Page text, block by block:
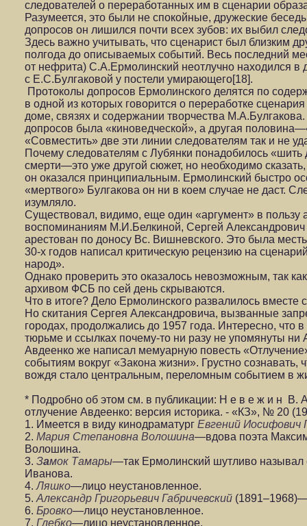
следователей о переработанных им в сценарии
Разумеется, это были не спокойные, дружеские
допросов он лишился почти всех зубов: их выбил
Здесь важно учитывать, что сценарист был близким
полгода до описываемых событий. Весь последний
от нефрита) С.А.Ермолинский неотлучно находился в
с Е.С.Булгаковой у постели умирающего[18].
Протоколы допросов Ермолинского делятся по
в одной из которых говорится о переработке
доме, связях и содержании творчества
допросов была «киноведческой», а другая
«Совместить» две эти линии следователям так и не
Почему следователям с Лубянки понадобилось «шить
смерти—это уже другой сюжет, но необходимо
он оказался принципиальным. Ермолинский быстро
«мертвого» Булгакова он ни в коем случае не даст.
изумляло.
Существовал, видимо, еще один «аргумент» в пользу
воспоминаниям М.И.Белкиной, Сергей Александрович
арестован по доносу Вс. Вишневского. Это была
30-х годов написал критическую рецензию на
народ».
Однако проверить это оказалось невозможным, так
архивом ФСБ по сей день скрываются.
Что в итоге? Дело Ермолинского развалилось вместе
Но скитания Сергея Александровича, вызванные
городах, продолжались до 1957 года. Интересно, что
тюрьме и ссылках почему-то ни разу не упомянуты ни
Авдеенко же написал мемуарную повесть
событиям вокруг «Закона жизни». Грустно сознавать,
вождя стало центральным, переломным событием в
* Подробно об этом см. в публикации: Н е в е ж и н В.
отлучение Авдеенко: версия историка. - «КЗ», № 20
1. Имеется в виду кинодраматург Евгений Иосифович
2. Мария Степановна Волошина—вдова поэта
Волошина.
3. Замок Тамары—так Ермолинский шутливо называл
Иванова.
4.Ляшко—лицо неустановленное.
5. Александр Григорьевич Габричевский
6. Бровко—лицо неустановленное.
7. Глебко—лицо неустановленное.